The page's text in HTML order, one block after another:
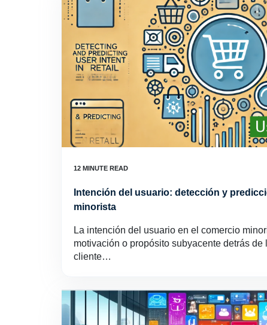
Intención del usuario: detección y
minorista
La intención del usuario en el comercio
motivación o propósito subyacente detrás de
cliente…